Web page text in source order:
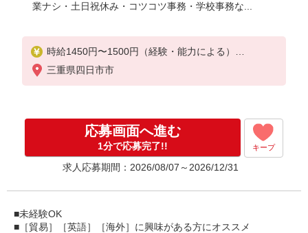
業ナシ・土日祝休み・コツコツ事務・学校事務な...
時給1450円〜1500円（経験・能力による）
●月収例：213,150円〜220,500円
三重県四日市市
応募画面へ進む
1分で応募完了!! キープ
求人応募期間：2026/08/07～2026/12/31
■未経験OK
■［貿易］［英語］［海外］に興味がある方にオススメ